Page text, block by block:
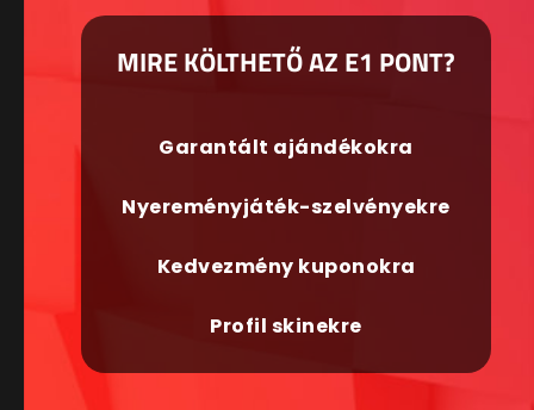
MIRE KÖLTHETŐ AZ E1 PONT?
Garantált ajándékokra
Nyereményjáték-szelvényekre
Kedvezmény kuponokra
Profil skinekre